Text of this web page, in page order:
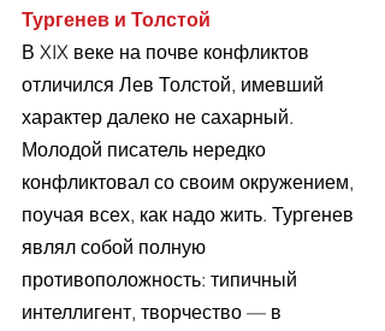
Тургенев и Толстой
В XIX веке на почве конфликтов
отличился Лев Толстой, имевший
характер далеко не сахарный.
Молодой писатель нередко
конфликтовал со своим окружением,
поучая всех, как надо жить. Тургенев
являл собой полную
противоположность: типичный
интеллигент, творчество — в